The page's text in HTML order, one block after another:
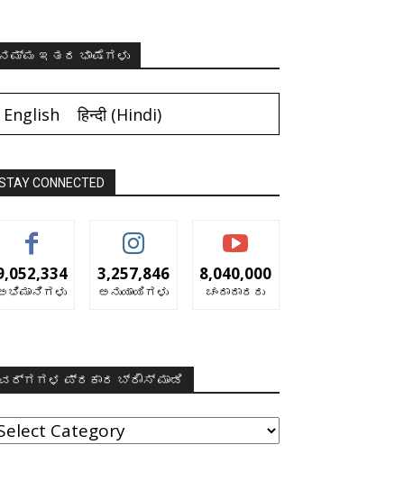
ಇತರ ಭಾಷೆಗಳು
English हिन्दी(Hindi)
CONNECTED
3,257,846
ಅನುಯಾಯಿಗಳು
8,040,000
ಚಂದಾದಾರರು
ಪ್ರಕಾರ ಬ್ರೌಸ್ ಮಾಡಿ